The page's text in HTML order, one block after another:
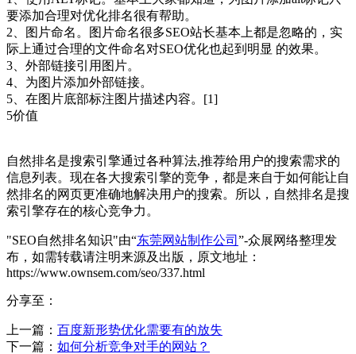
要添加合理对优化排名很有帮助。
2、图片命名。图片命名很多SEO站长基本上都是忽略的，实
际上通过合理的文件命名对SEO优化也起到明显 的效果。
3、外部链接引用图片。
4、为图片添加外部链接。
5、在图片底部标注图片描述内容。[1]
5价值
自然排名是搜索引擎通过各种算法,推荐给用户的搜索需求的
信息列表。现在各大搜索引擎的竞争，都是来自于如何能让自
然排名的网页更准确地解决用户的搜索。所以，自然排名是搜
索引擎存在的核心竞争力。
"SEO自然排名知识"由“东莞网站制作公司 ”-众展网络整理发
布，如需转载请注明来源及出版，原文地址：
https://www.ownsem.com/seo/337.html
分享至：
上一篇： 百度新形势优化需要有的放失
下一篇： 如何分析竞争对手的网站？